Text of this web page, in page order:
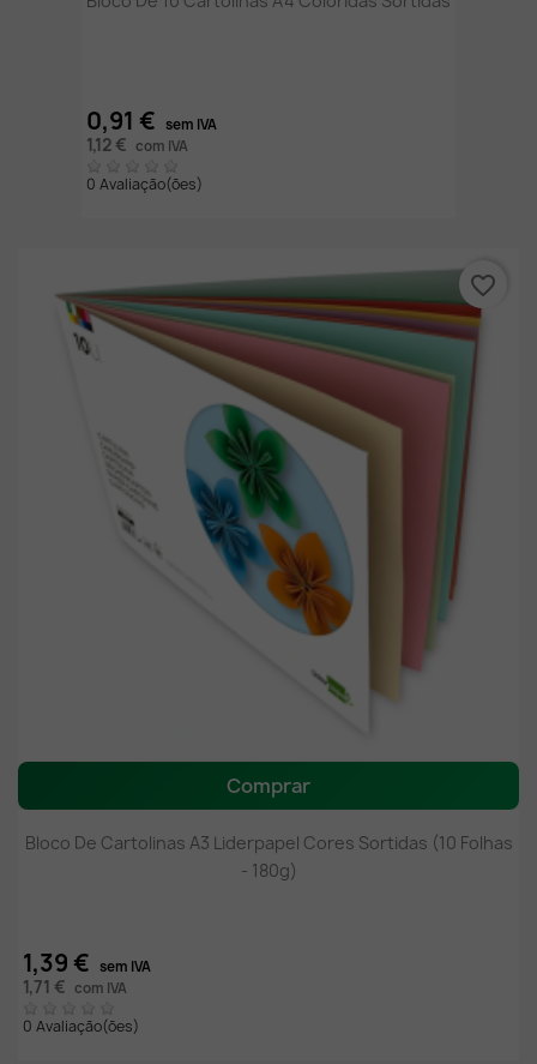
0,91 € sem IVA
1,12 € com IVA
0 Avaliação(ões)
Comprar
Bloco De Cartolinas A3 Liderpapel Cores Sortidas (10 Folhas
- 180g)
1,39 € sem IVA
1,71 € com IVA
0 Avaliação(ões)
favorite_border